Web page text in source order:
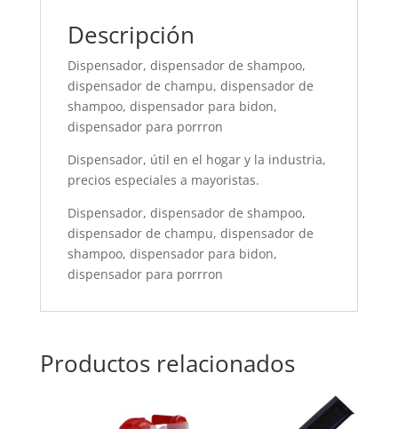
Descripción
Dispensador, dispensador de shampoo,
dispensador de champu, dispensador de
shampoo, dispensador para bidon,
dispensador para porrron
Dispensador, útil en el hogar y la industria,
precios especiales a mayoristas.
Dispensador, dispensador de shampoo,
dispensador de champu, dispensador de
shampoo, dispensador para bidon,
dispensador para porrron
Productos relacionados